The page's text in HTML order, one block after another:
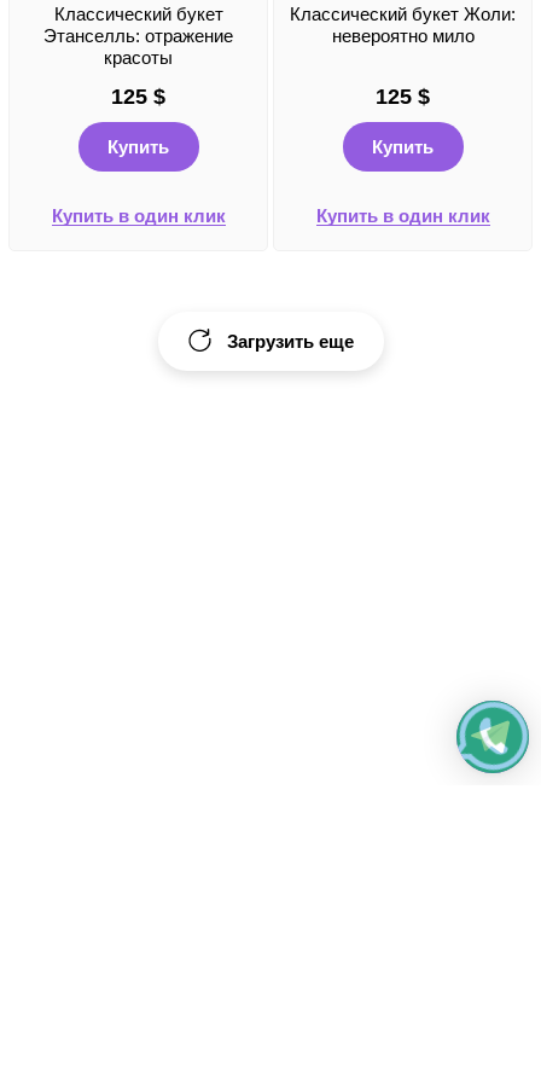
Классический букет
Этанселль: отражение
красоты
125 $
Купить
Купить в один клик
Классический букет Жоли:
невероятно мило
125 $
Купить
Купить в один клик
Загрузить еще